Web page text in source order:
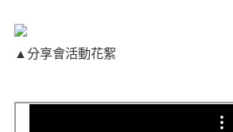
▲分享會活動花絮